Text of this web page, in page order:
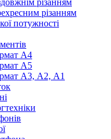
різанням
потужності
А4
А5
А3, А2, А1